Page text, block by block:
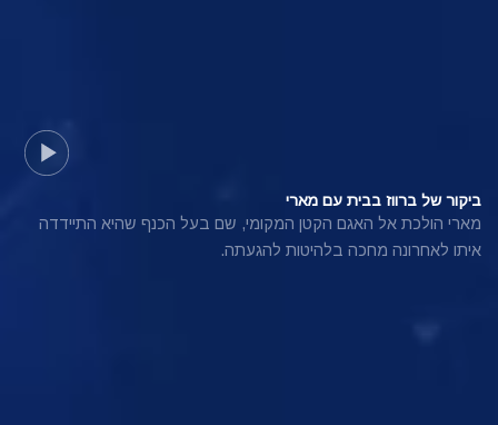
ביקור של ברווז בבית עם מארי
מארי הולכת אל האגם הקטן המקומי, שם בעל הכנף שהיא התיידדה
איתו לאחרונה מחכה בלהיטות להגעתה.